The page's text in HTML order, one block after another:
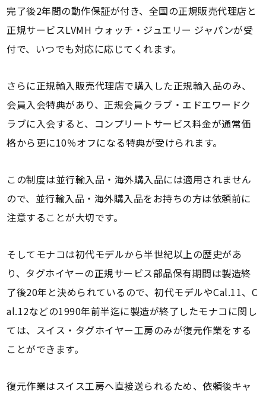
完了後2年間の動作保証が付き、全国の正規販売代理店と
正規サービスLVMH ウォッチ・ジュエリー ジャパンが受
付で、いつでも対応に応じてくれます。
さらに正規輸入販売代理店で購入した正規輸入品のみ、
会員入会特典があり、正規会員クラブ・エドエワードク
ラブに入会すると、コンプリートサービス料金が通常価
格から更に10％オフになる特典が受けられます。
この制度は並行輸入品・海外購入品には適用されません
ので、並行輸入品・海外購入品をお持ちの方は依頼前に
注意することが大切です。
そしてモナコは初代モデルから半世紀以上の歴史があ
り、タグホイヤーの正規サービス部品保有期間は製造終
了後20年と決められているので、初代モデルやCal.11、C
al.12などの1990年前半迄に製造が終了したモナコに関し
ては、スイス・タグホイヤー工房のみが復元作業をする
ことができます。
復元作業はスイス工房へ直接送られるため、依頼後キャ